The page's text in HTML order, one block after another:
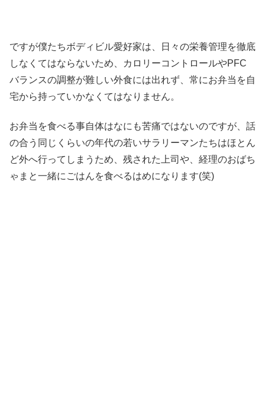
ですが僕たちボディビル愛好家は、日々の栄養管理を徹底
しなくてはならないため、カロリーコントロールやPFC
バランスの調整が難しい外食には出れず、常にお弁当を自
宅から持っていかなくてはなりません。
お弁当を食べる事自体はなにも苦痛ではないのですが、話
の合う同じくらいの年代の若いサラリーマンたちはほとん
ど外へ行ってしまうため、残された上司や、経理のおばち
ゃまと一緒にごはんを食べるはめになります(笑)